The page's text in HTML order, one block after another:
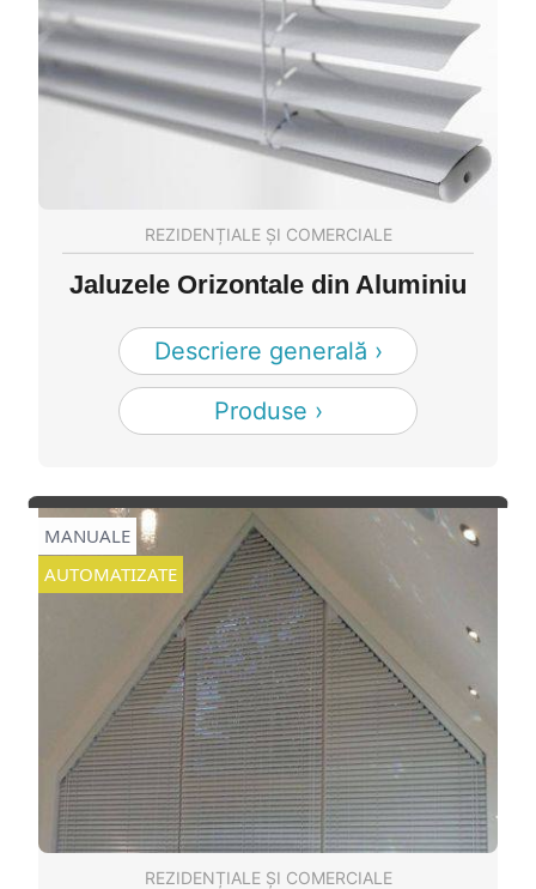
REZIDENȚIALE ȘI COMERCIALE
Jaluzele Orizontale din Aluminiu
Descriere generală ›
Produse ›
MANUALE
AUTOMATIZATE
REZIDENȚIALE ȘI COMERCIALE